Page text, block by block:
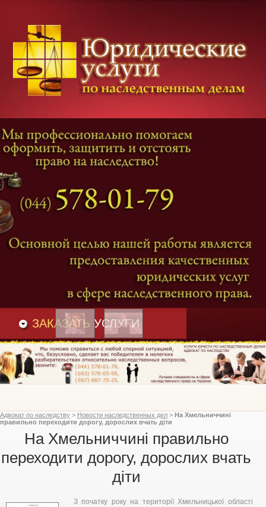
Категории дел
Наследование и Завещание
Оформление наследства
Оспаривание наследства
Адвокат наследственные дела
и Вакансии
ЗАКАЗАТЬ УСЛУГИ
Адвокат по наследству > Новости наследственных дел > На Хмельниччині
правильно переходити дорогу, дорослих вчать діти
На Хмельниччині правильно
переходити дорогу, дорослих вчать
діти
З початку року на території Хмельницької області